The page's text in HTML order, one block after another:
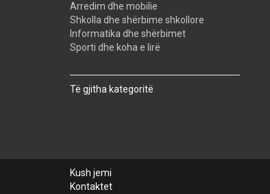
Arredim dhe mobilie
Shkolla dhe shërbime shkollore
Informatika dhe shërbimet
Sporti dhe koha e lirë
Të gjitha kategoritë
Kush jemi
Kontaktet